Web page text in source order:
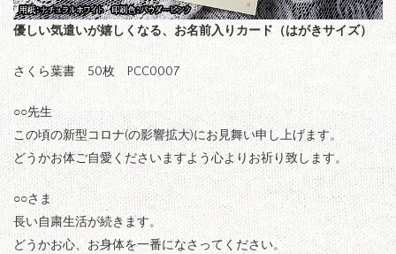
優しい気遣いが嬉しくなる、お名前入りカード（はがきサイズ）
さくら葉書 50枚 PCC0007
○○先生
この頃の新型コロナ(の影響拡大)にお見舞い申し上げます。
どうかお体ご自愛くださいますよう心よりお祈り致します。
○○さま
長い自粛生活が続きます。
どうかお心、お身体を一番になさってください。